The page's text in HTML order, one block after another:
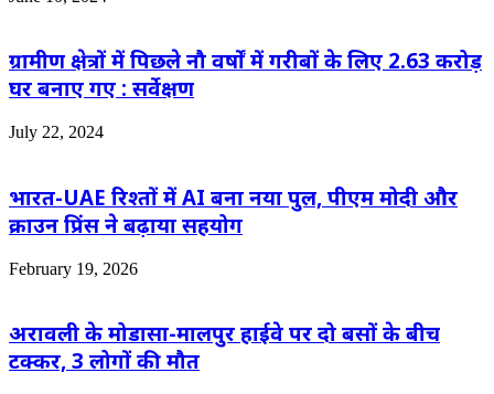
ग्रामीण क्षेत्रों में पिछले नौ वर्षों में गरीबों के लिए 2.63 करोड़
घर बनाए गए : सर्वेक्षण
July 22, 2024
भारत-UAE रिश्तों में AI बना नया पुल, पीएम मोदी और
क्राउन प्रिंस ने बढ़ाया सहयोग
February 19, 2026
अरावली के मोडासा-मालपुर हाईवे पर दो बसों के बीच
टक्कर, 3 लोगों की मौत